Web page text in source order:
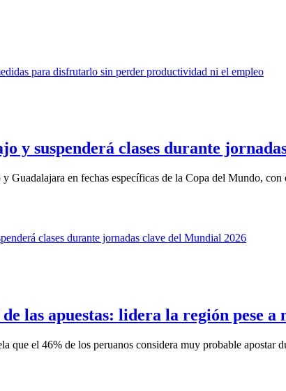
y suspenderá clases durante
Guadalajara en fechas específicas de la Copa del Mundo,
las apuestas: lidera la región pese a
que el 46% de los peruanos considera muy probable apostar